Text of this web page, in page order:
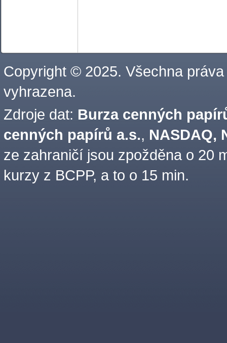
Copyright © 2025. Všechna práva
vyhrazena.
Zdroje dat: Burza cenných
cenných papírů a.s., NASDAQ,
ze zahraničí jsou zpožděna o 20
kurzy z BCPP, a to o 15 min.